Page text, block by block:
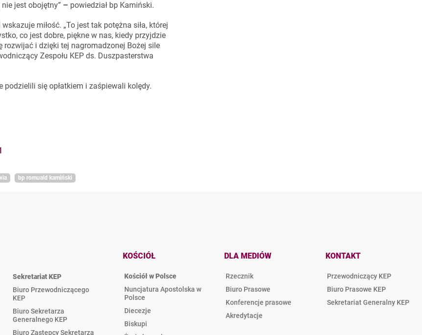
jest obojętny” – powiedział bp Kamiński.
miłość. „To jest tak potężna siła, której
co jest dobre, piękne w nas, kiedy przyjdzie
rozwijać i dzięki tej nagromadzonej Bożej sile
Zespołu KEP ds. Duszpasterstwa
się opłatkiem i zaśpiewali kolędy.
bp romuald kamiński
Sekretariat KEP
Biuro Przewodniczącego
KEP
Biuro Sekretarza
Generalnego KEP
Biuro Zastępcy Sekretarza
KOŚCIÓŁ
Kościół w Polsce
Nuncjatura Apostolska w
Polsce
Diecezje
Biskupi
DLA MEDIÓW
Rzecznik
Biuro Prasowe
Konferencje prasowe
Akredytacje
KONTAKT
Przewodniczący KEP
Biuro Prasowe KEP
Sekretariat Generalny KEP